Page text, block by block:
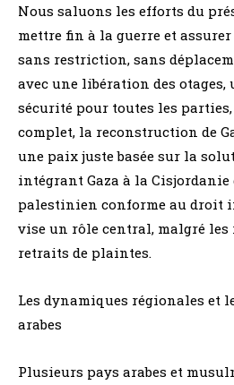
Nous saluons les efforts du
mettre fin à la guerre et
sans restriction, sans
avec une libération des otages,
sécurité pour toutes les
complet, la reconstruction de
une paix juste basée sur la
intégrant Gaza à la Cisjordanie
palestinien conforme au droit
vise un rôle central, malgré
retraits de plaintes.
Les dynamiques régionales et
arabes
Plusieurs pays arabes et